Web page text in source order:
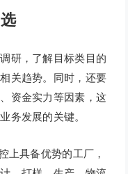
研，了解目标类目的
关趋势。同时，还要
资金实力等因素，这
务发展的关键。
上具备优势的工厂，